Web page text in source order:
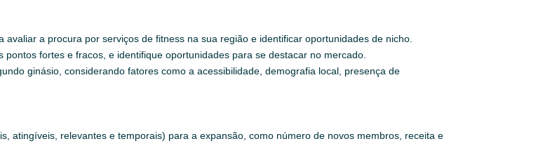
a procura por serviços de fitness na sua região e identificar oportunidades de nicho.
pontos fortes e fracos, e identifique oportunidades para se destacar no mercado.
ginásio, considerando fatores como a acessibilidade, demografia local, presença de
atingíveis, relevantes e temporais) para a expansão, como número de novos membros, receita e